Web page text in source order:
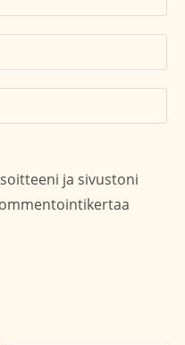
ja sivustoni